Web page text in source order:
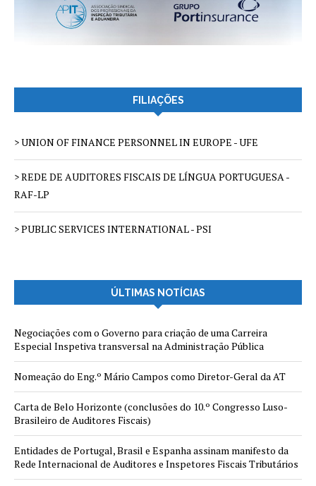
FILIAÇÕES
> UNION OF FINANCE PERSONNEL IN EUROPE - UFE
> REDE DE AUDITORES FISCAIS DE LÍNGUA PORTUGUESA -
RAF-LP
> PUBLIC SERVICES INTERNATIONAL - PSI
ÚLTIMAS NOTÍCIAS
Negociações com o Governo para criação de uma Carreira
Especial Inspetiva transversal na Administração Pública
Nomeação do Eng.º Mário Campos como Diretor-Geral da AT
Carta de Belo Horizonte (conclusões do 10.º Congresso Luso-
Brasileiro de Auditores Fiscais)
Entidades de Portugal, Brasil e Espanha assinam manifesto da
Rede Internacional de Auditores e Inspetores Fiscais Tributários